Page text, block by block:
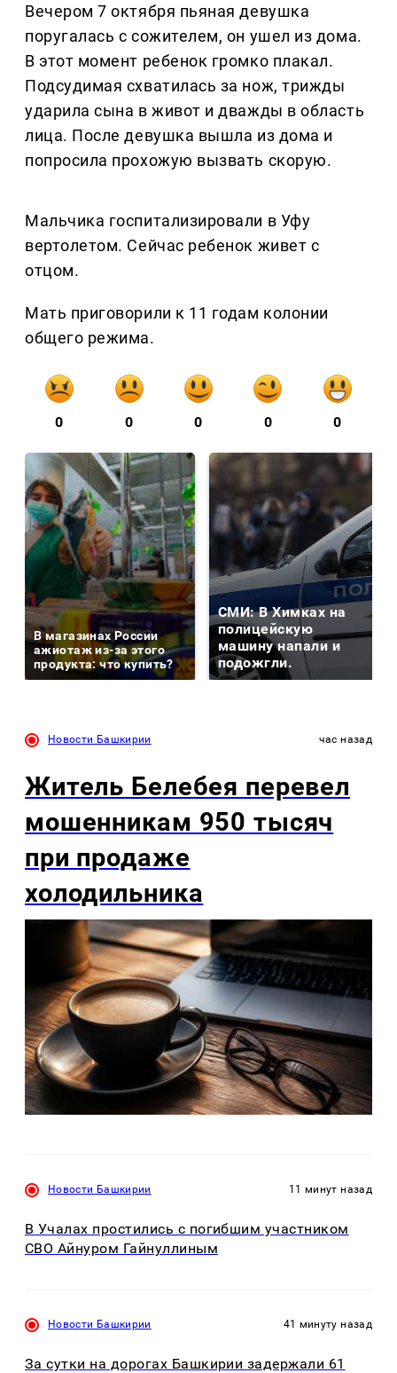
Вечером 7 октября пьяная девушка
поругалась с сожителем, он ушел из дома.
В этот момент ребенок громко плакал.
Подсудимая схватилась за нож, трижды
ударила сына в живот и дважды в область
лица. После девушка вышла из дома и
попросила прохожую вызвать скорую.
Мальчика госпитализировали в Уфу
вертолетом. Сейчас ребенок живет с
отцом.
Мать приговорили к 11 годам колонии
общего режима.
0 0 0 0 0
В магазинах России
ажиотаж из-за этого
продукта: что купить?
СМИ: В Химках на
полицейскую
машину напали и
подожгли.
Новости Башкирии час назад
Житель Белебея перевел
мошенникам 950 тысяч
при продаже
холодильника
Новости Башкирии 11 минут назад
В Учалах простились с погибшим участником
СВО Айнуром Гайнуллиным
Новости Башкирии 41 минуту назад
За сутки на дорогах Башкирии задержали 61